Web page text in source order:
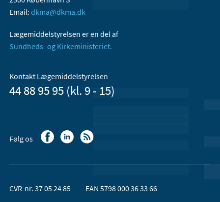
Email: dkma@dkma.dk
Lægemiddelstyrelsen er en del af
Sundheds- og Kirkeministeriet.
Kontakt Lægemiddelstyrelsen
44 88 95 95 (kl. 9 - 15)
Følg os
CVR-nr. 37 05 24 85 EAN 5798 000 36 33 66